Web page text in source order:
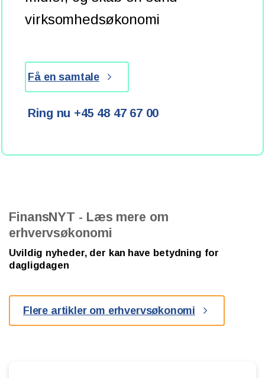
virksomhedsøkonomi
Få en samtale
Ring nu +45 48 47 67 00
FinansNYT - Læs mere om
erhvervsøkonomi
Uvildig nyheder, der kan have betydning for
dagligdagen
Flere artikler om erhvervsøkonomi